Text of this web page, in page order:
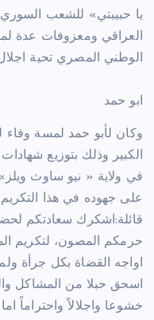
يا حبيبتي» للشعب السوري،
العراقي ومعزوفات عدة
الوطني المصري تحية
ابو حمد
وكان لأبو حمد لمسة
الكبير وذلك بتوزيع
في ولاية « نيو ساوث
على جهوده في هذا
قائلة:اشكرك سعادتكم
حرمكم المصون، لتكريم
اواجه القضاة بكل جرأة
اسحق حبلا من المشاكل
خشوعا واجلالاً واحتراماً